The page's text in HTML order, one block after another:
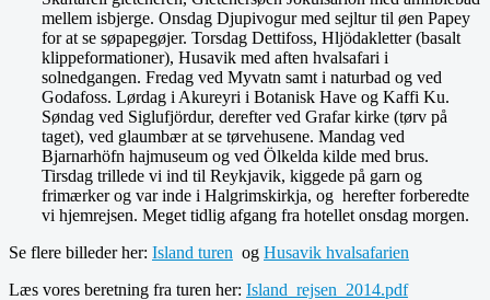
mellem isbjerge. Onsdag Djupivogur med sejltur til øen Papey
for at se søpapegøjer. Torsdag Dettifoss, Hljödakletter (basalt
klippeformationer), Husavik med aften hvalsafari i
solnedgangen. Fredag ved Myvatn samt i naturbad og ved
Godafoss. Lørdag i Akureyri i Botanisk Have og Kaffi Ku.
Søndag ved Siglufjördur, derefter ved Grafar kirke (tørv på
taget), ved glaumbær at se tørvehusene. Mandag ved
Bjarnarhöfn hajmuseum og ved Ölkelda kilde med brus.
Tirsdag trillede vi ind til Reykjavik, kiggede på garn og
frimærker og var inde i Halgrimskirkja, og herefter forberedte
vi hjemrejsen. Meget tidlig afgang fra hotellet onsdag morgen.
Se flere billeder her: Island turen og Husavik hvalsafarien
Læs vores beretning fra turen her: Island_rejsen_2014.pdf